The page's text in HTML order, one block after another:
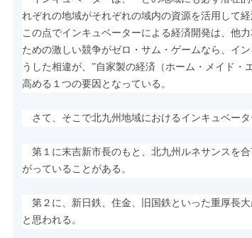
れぞれの地域がそれぞれの域内の資源を活用して
この点でインキュベーターによる経済開発は、他
ための激しい競争がゼロ・サム・ゲームなら、イ
うした相違が、”自家製の経済（ホーム・メイド
高める１つの要因となっている。
さて、そこで北九州地域におけるインキュベー
第１に末吉新市長のもと、北九州ルネサンスを
がっていることがある。
第２に、新日鉄、住金、旧国鉄といった重厚長
と思われる。